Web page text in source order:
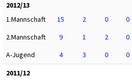
2012/13
1.Mannschaft
15 2 0 0
2.Mannschaft
9 1 2 0
A-Jugend
4 3 0 0
2011/12